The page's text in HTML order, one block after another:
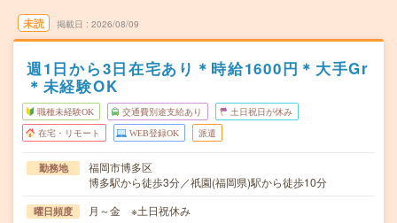
未読 掲載日 2026/08/09
週1日から3日在宅あり＊時給1600円＊大手Gr
＊未経験OK
職種未経験OK 交通費別途支給あり 土日祝日が休み
在宅・リモート WEB登録OK 派遣
勤務地
福岡市博多区
博多駅から徒歩3分／祇園(福岡県)駅から徒歩10分
曜日頻度 月～金 ※土日祝休み